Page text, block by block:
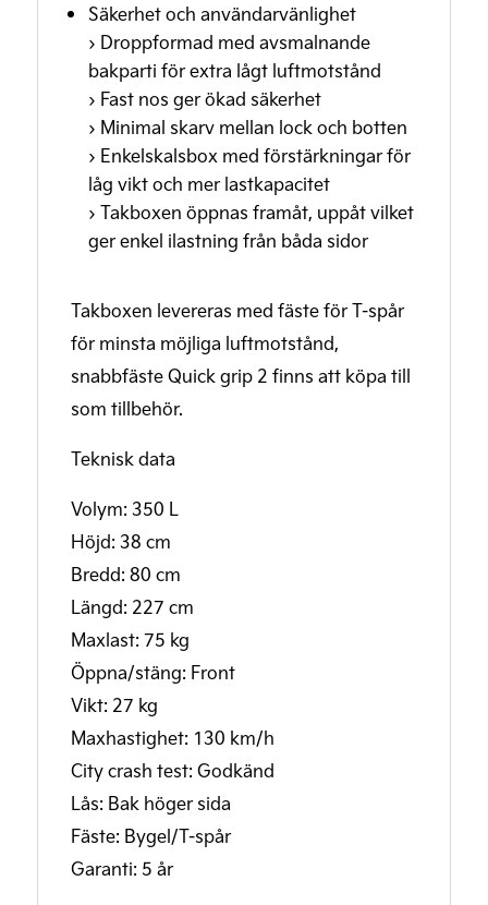
Säkerhet och användarvänlighet
› Droppformad med avsmalnande
bakparti för extra lågt luftmotstånd
› Fast nos ger ökad säkerhet
› Minimal skarv mellan lock och botten
› Enkelskalsbox med förstärkningar för
låg vikt och mer lastkapacitet
› Takboxen öppnas framåt, uppåt vilket
ger enkel ilastning från båda sidor
Takboxen levereras med fäste för T-spår
för minsta möjliga luftmotstånd,
snabbfäste Quick grip 2 finns att köpa till
som tillbehör.
Teknisk data
Volym: 350 L
Höjd: 38 cm
Bredd: 80 cm
Längd: 227 cm
Maxlast: 75 kg
Öppna/stäng: Front
Vikt: 27 kg
Maxhastighet: 130 km/h
City crash test: Godkänd
Lås: Bak höger sida
Fäste: Bygel/T-spår
Garanti: 5 år